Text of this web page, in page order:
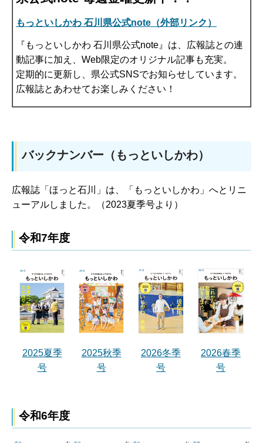
もっといしかわ 石川県公式note（外部リンク）
『もっといしかわ 石川県公式note』は、広報誌との連
動記事に加え、Web限定のオリジナル記事も充実。
定期的に更新し、県公式SNSでお知らせしています。
広報誌とあわせてお楽しみください！
バックナンバー（もっといしかわ）
広報誌「ほっと石川」は、「もっといしかわ」へとリニ
ューアルしました。（2023夏季号より）
令和7年度
2025夏季
号
2025秋季
号
2026冬季
号
2026春季
号
令和6年度